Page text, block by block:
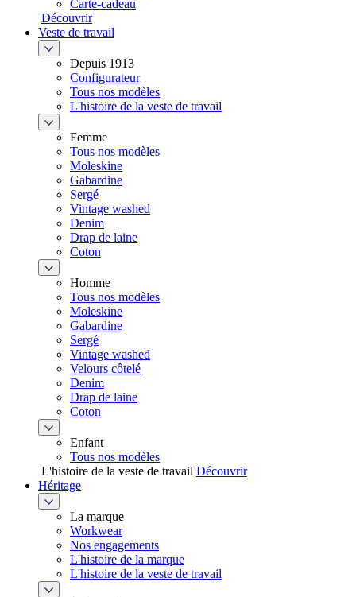
Carte-cadeau
Découvrir
Veste de travail
Depuis 1913
Configurateur
Tous nos modèles
L'histoire de la veste de travail
Femme
Tous nos modèles
Moleskine
Gabardine
Sergé
Vintage washed
Denim
Drap de laine
Coton
Homme
Tous nos modèles
Moleskine
Gabardine
Sergé
Vintage washed
Velours côtelé
Denim
Drap de laine
Coton
Enfant
Tous nos modèles
L'histoire de la veste de travail Découvrir
Héritage
La marque
Workwear
Nos engagements
L'histoire de la marque
L'histoire de la veste de travail